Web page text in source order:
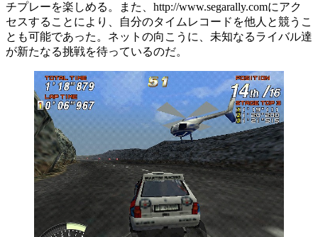
チプレーを楽しめる。また、http://www.segarally.comにアク
セスすることにより、自分のタイムレコードを他人と競うこ
とも可能であった。ネットの向こうに、未知なるライバル達
が新たなる挑戦を待っているのだ。